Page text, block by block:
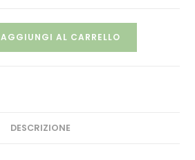
AGGIUNGI AL CARRELLO
DESCRIZIONE